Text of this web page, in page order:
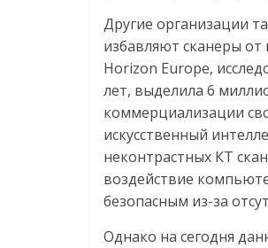
Другие организации
избавляют сканеры
Horizon Europe,
лет, выделила 6
коммерциализации
искусственный
неконтрастных КТ
воздействие
безопасным из-за
Однако на сегодня